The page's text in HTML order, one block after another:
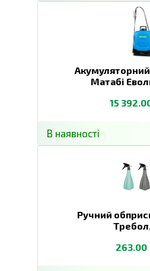
Матабі
15
В наявності
Ручний
263.00